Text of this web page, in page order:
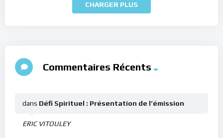
CHARGER PLUS
Commentaires Récents
ERIC VITOULEY
dans Défi Spirituel : Présentation de l’émission